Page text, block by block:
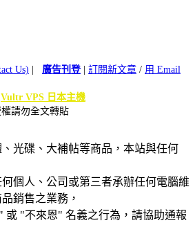
Us) 廣告刊登| 訂閱新文章 / 用 Email
Vultr VPS 日本主機
請勿全文轉貼
光碟、大補帖等商品，本站與任何
個人、公司或第三者承辦任何電腦維
銷售之業務，
或 "不來恩" 名義之行為，請協助通報